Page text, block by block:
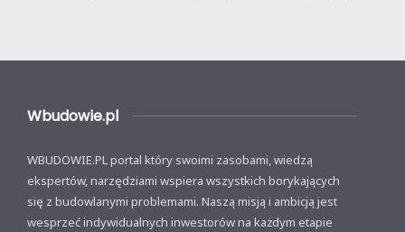
Wbudowie.pl
WBUDOWIE.PL portal który swoimi zasobami, wiedzą
ekspertów, narzędziami wspiera wszystkich borykających
się z budowlanymi problemami. Naszą misją i ambicją jest
wesprzeć indywidualnych inwestorów na każdym etapie